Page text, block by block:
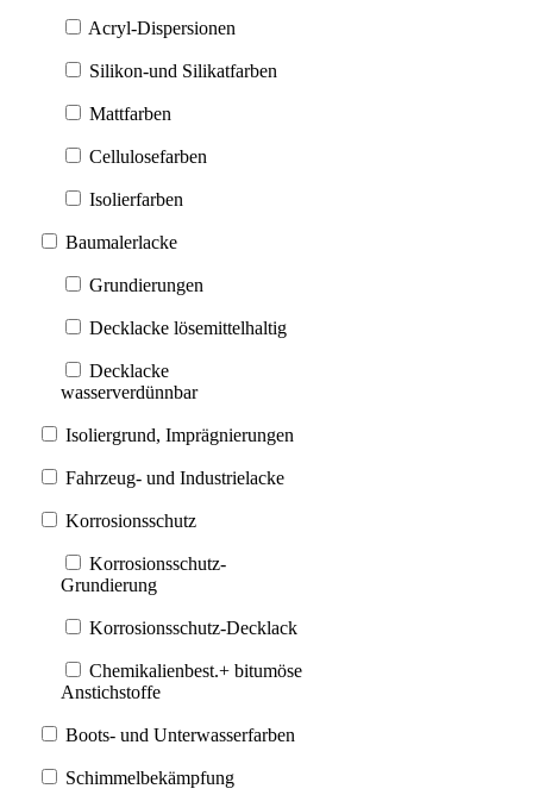
Acryl-Dispersionen
Silikon-und Silikatfarben
Mattfarben
Cellulosefarben
Isolierfarben
Baumalerlacke
Grundierungen
Decklacke lösemittelhaltig
Decklacke
wasserverdünnbar
Isoliergrund, Imprägnierungen
Fahrzeug- und Industrielacke
Korrosionsschutz
Korrosionsschutz-
Grundierung
Korrosionsschutz-Decklack
Chemikalienbest.+ bitumöse
Anstichstoffe
Boots- und Unterwasserfarben
Schimmelbekämpfung